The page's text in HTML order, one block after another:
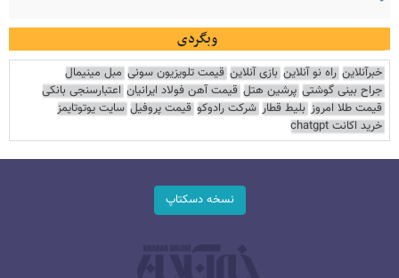
وبگردی
خبرآنلاین راه نو آنلاین بازی آنلاین قیمت تلویزیون سونی مبل مینیمال
جراح بینی گوشتی پرشین هتل قیمت آهن فولاد ایرانیان اعتبارسنجی بانکی
قیمت طلا امروز بلیط قطار شرکت رادوکو قیمت پروفیل سایت یوتوتایمز
خرید اکانت chatgpt
نسخه دسکتاپ